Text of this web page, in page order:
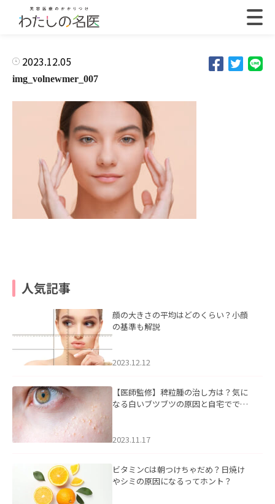
2023.12.05
img_volnewmer_007
人気記事
顔の大きさの平均はどのくらい？小顔
の基準も解説
2023.12.12
【医師監修】稗粒腫の治し方は？気に
なる白いブツブツの原因と自宅ででき
2023.11.17
ビタミンCは朝つけちゃだめ？日焼け
やシミの原因になるってホント？